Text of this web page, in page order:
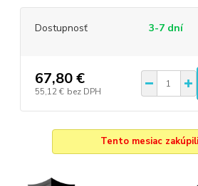
Dostupnosť 3-7 dní
67,80 €
55,12 € bez DPH
Tento mesiac